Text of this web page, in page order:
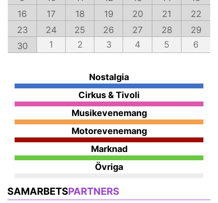
16
17 18 19 20 21
22
23
24 25 26 27 28
29
30
1 2 3 4 5 6
Nostalgia
Cirkus & Tivoli
Musikevenemang
Motorevenemang
Marknad
Övriga
SAMARBETSPARTNERS